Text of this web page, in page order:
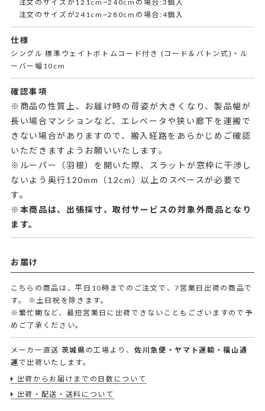
注文のサイズが121cm~240cmの場合:3個入
注文のサイズが241cm~280cmの場合:4個入
仕様
シングル 標準ウェイトボトムコード付き (コード＆バトン式)・ル
ーバー幅10cm
確認事項
※商品の性質上、お届け時の荷姿が大きくなり、製品幅が
長い場合マンションなど、エレベータや狭い廊下を運搬で
きない場合がありますので、搬入経路をあらかじめご確認
いただきますようお願いいたします。
※ルーパー（羽根）を開いた際、スラットが窓枠に干渉し
ないよう奥行120mm（12cm）以上のスペースが必要で
す。
※本商品は、出張採寸、取付サービスの対象外商品となり
ます。
お届け
こちらの商品は、平日10時までのご注文で、7営業日出荷の商品で
す。
※土日祝を除きます。
※繁忙期など、最短営業日に出荷できないこともございますので予
めご了承ください。
メーカー直送 茨城県 の工場より、 佐川急便・ヤマト運輸・福山通
運で出荷いたします。
出荷からお届けまでの日数について
出荷・配送・送料について